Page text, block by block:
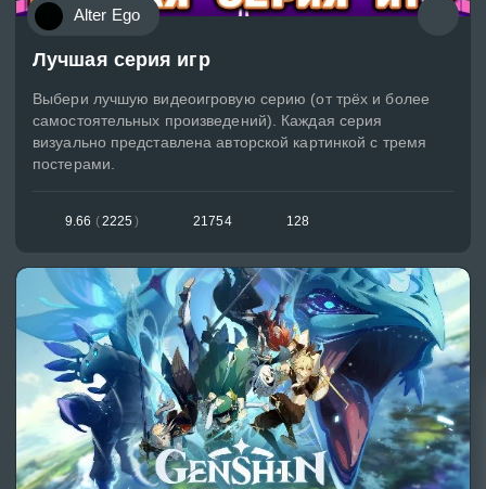
Alter Ego
Лучшая серия игр
Выбери лучшую видеоигровую серию (от трёх и более
самостоятельных произведений). Каждая серия
визуально представлена авторской картинкой с тремя
постерами.
9.66 (2225 ) 21754 128